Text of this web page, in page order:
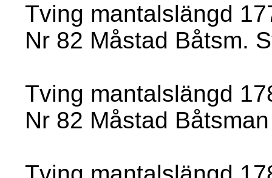
Tving mantalslängd
Nr 82 Måstad Båtsm.
Tving mantalslängd
Nr 82 Måstad